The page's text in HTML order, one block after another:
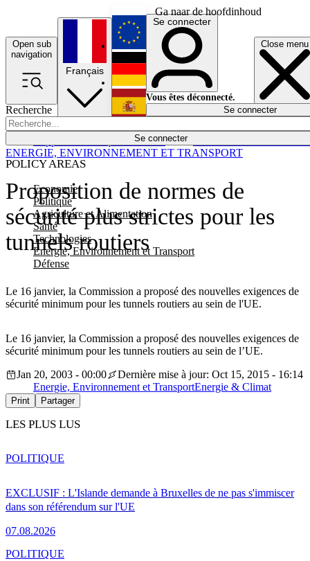
Ga naar de hoofdinhoud
Open sub
navigation
Close menu
Recherche
Se connecter
POLICY AREAS
Economie
Politique
Agriculture et Alimentation
Santé
Technologies
Energie, Environnement et Transport
Défense
Économie
Français
English
Deutsch
Español
Se connecter
Vous êtes déconnecté.
Se connecter
Proposition de normes de
sécurité plus strictes pour les
tunnels routiers
Le 16 janvier, la Commission a proposé des nouvelles exigences de
sécurité minimum pour les tunnels routiers au sein de l'UE.
ENERGIE, ENVIRONNEMENT ET TRANSPORT
Le 16 janvier, la Commission a proposé des nouvelles exigences de
sécurité minimum pour les tunnels routiers au sein de l’UE.
Jan 20, 2003 - 00:00
Dernière mise à jour: Oct 15, 2015 - 16:14
Energie, Environnement et TransportEnergie & Climat
Print Partager
LES PLUS LUS
EXCLUSIF : L'Islande demande à Bruxelles de ne pas s'immiscer
dans son référendum sur l'UE
07.08.2026
POLITIQUE
POLITIQUE